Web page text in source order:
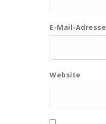
E-Mail-Adresse
Website